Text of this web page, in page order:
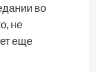
во
не
еще